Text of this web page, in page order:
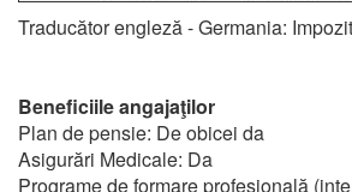
Traducător engleză - Germania:
Beneficiile angajaţilor
Plan de pensie: De obicei da
Asigurări Medicale: Da
Programe de formare profesională